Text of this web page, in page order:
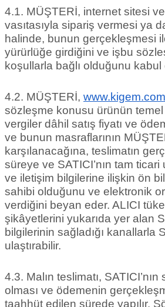
4.1. MÜŞTERİ, internet sitesi
vasıtasıyla sipariş vermesi ya
halinde, bunun gerçekleşmesi
yürürlüğe girdiğini ve işbu
koşullarla bağlı olduğunu kabul
4.2. MÜŞTERİ, www.kigem.com
sözleşme konusu ürünün
vergiler dâhil satış fiyatı ve
ve bunun masraflarının
karşılanacağına, teslimatın
süreye ve SATICI’nın tam ticari
ve iletişim bilgilerine ilişkin ön
sahibi olduğunu ve elektronik
verdiğini beyan eder. ALICI
şikâyetlerini yukarıda yer alan
bilgilerinin sağladığı kanallarla
ulaştırabilir.
4.3. Malın teslimatı,
olması ve ödemenin
taahhüt edilen sürede yapılır.